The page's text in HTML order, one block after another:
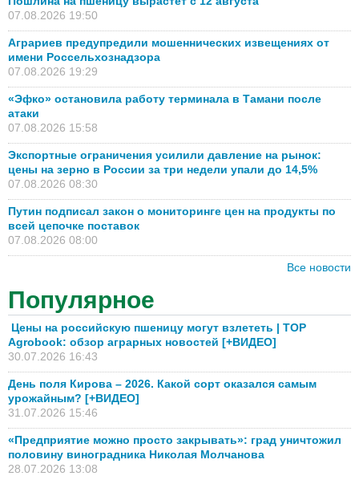
07.08.2026 19:50
Аграриев предупредили мошеннических извещениях от
имени Россельхознадзора
07.08.2026 19:29
«Эфко» остановила работу терминала в Тамани после
атаки
07.08.2026 15:58
Экспортные ограничения усилили давление на рынок:
цены на зерно в России за три недели упали до 14,5%
07.08.2026 08:30
Путин подписал закон о мониторинге цен на продукты по
всей цепочке поставок
07.08.2026 08:00
Все новости
Популярное
Цены на российскую пшеницу могут взлететь | TOP
Agrobook: обзор аграрных новостей [+ВИДЕО]
30.07.2026 16:43
День поля Кирова – 2026. Какой сорт оказался самым
урожайным? [+ВИДЕО]
31.07.2026 15:46
«Предприятие можно просто закрывать»: град уничтожил
половину виноградника Николая Молчанова
28.07.2026 13:08